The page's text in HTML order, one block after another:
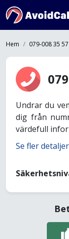
Hem 079-008 35 57
Undrar du
dig från
värdefull
Se fler detaljer